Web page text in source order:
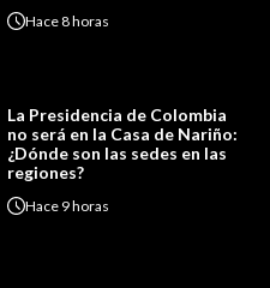
Hace8 horas
La Presidencia de Colombia
no será en la Casa de Nariño:
¿Dónde son las sedes en las
regiones?
Hace 9 horas